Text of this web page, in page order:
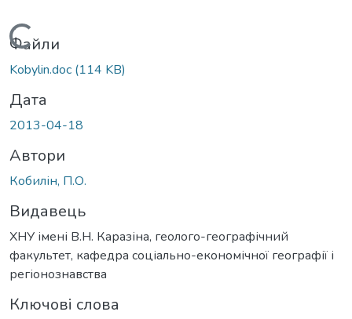
Вантажиться...
Файли
Kobylin.doc (114 KB)
Дата
2013-04-18
Автори
Кобилін, П.О.
Видавець
ХНУ імені В.Н. Каразіна, геолого-географічний
факультет, кафедра соціально-економічної географії і
регіонознавства
Ключові слова